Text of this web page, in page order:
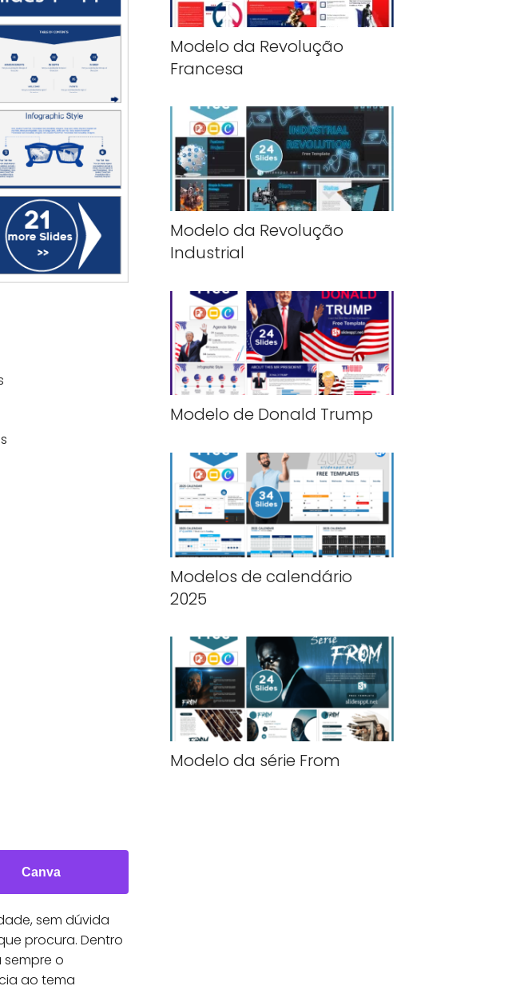
Canva
sem dúvida
procura. Dentro
o
ao tema
Modelo da Revolução
Francesa
Modelo da Revolução
Industrial
Modelo de Donald Trump
Modelos de calendário
2025
Modelo da série From